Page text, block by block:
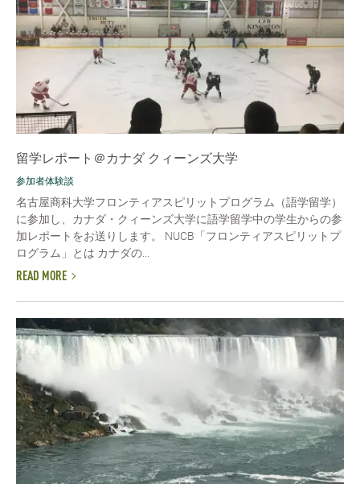
留学レポート＠カナダ クィーンズ大学
参加者体験談
名古屋商科大学フロンティアスピリットプログラム（語学留学）
に参加し、カナダ・クィーンズ大学に語学留学中の学生からの参
加レポートをお送りします。 NUCB「フロンティアスピリットプ
ログラム」とは カナダの...
READ MORE